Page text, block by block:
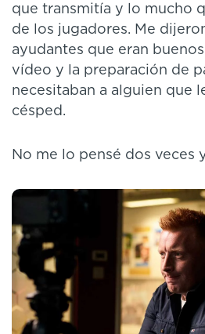
que transmitía y lo mucho
de los jugadores. Me
ayudantes que eran
vídeo y la preparación de
necesitaban a alguien que
césped.
No me lo pensé dos veces